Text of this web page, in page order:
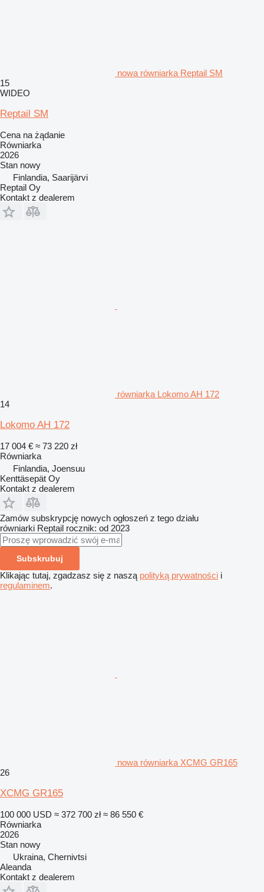
nowa równiarka Reptail SM
15
WIDEO
Reptail SM
Cena na żądanie
Równiarka
2026
Stan nowy
Finlandia, Saarijärvi
Reptail Oy
Kontakt z dealerem
równiarka Lokomo AH 172
14
Lokomo AH 172
17 004 € ≈ 73 220 zł
Równiarka
Finlandia, Joensuu
Kenttäsepät Oy
Kontakt z dealerem
Zamów subskrypcję nowych ogłoszeń z tego działu
równiarki Reptail rocznik: od 2023
Subskrubuj
Klikając tutaj, zgadzasz się z naszą polityką prywatności i
regulaminem.
nowa równiarka XCMG GR165
26
XCMG GR165
100 000 USD ≈ 372 700 zł ≈ 86 550 €
Równiarka
2026
Stan nowy
Ukraina, Chernivtsi
Aleanda
Kontakt z dealerem